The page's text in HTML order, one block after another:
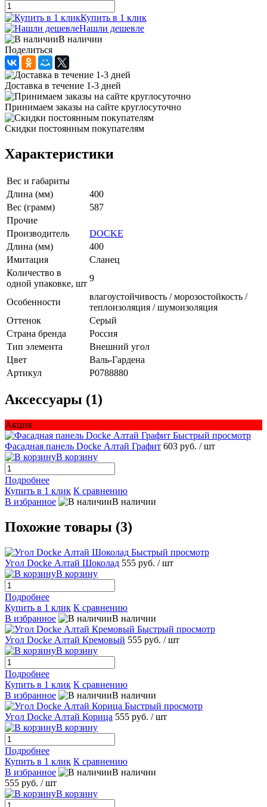
Купить в 1 клик
Нашли дешевле
В наличии
Поделиться
Доставка в течение 1-3 дней
Принимаем заказы на сайте круглосуточно
Скидки постоянным покупателям
Характеристики
Вес и габариты
Длина (мм)
400
Вес (грамм)
587
Прочие
Производитель
DOCKE
Длина (мм)
400
Имитация
Сланец
Количество в
одной упаковке, шт
9
Особенности
влагоустойчивость / морозостойкость /
теплоизоляция / шумоизоляция
Оттенок
Серый
Страна бренда
Россия
Тип элемента
Внешний угол
Цвет
Валь-Гардена
Артикул
P0788880
Аксессуары (1)
Акция
Быстрый просмотр
Фасадная панель Docke Алтай Графит 603 руб. / шт
В корзину
Подробнее
Купить в 1 клик К сравнению
В избранное
В наличии
Похожие товары (3)
Быстрый просмотр
Угол Docke Алтай Шоколад 555 руб. / шт
В корзину
Подробнее
Купить в 1 клик К сравнению
В избранное
В наличии
Быстрый просмотр
Угол Docke Алтай Кремовый 555 руб. / шт
В корзину
Подробнее
Купить в 1 клик К сравнению
В избранное
В наличии
Быстрый просмотр
Угол Docke Алтай Корица 555 руб. / шт
В корзину
Подробнее
Купить в 1 клик К сравнению
В избранное
В наличии
555 руб. / шт
В корзину